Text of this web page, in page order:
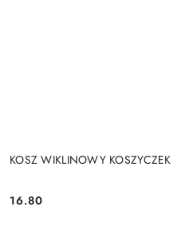
KOSZ WIKLINOWY KOSZYCZEK
Cena:
16.80